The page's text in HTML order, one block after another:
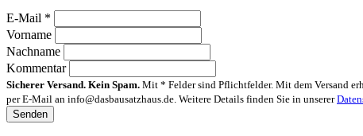
E-Mail *
Vorname
Nachname
Kommentar
Sicherer Versand. Kein Spam. Mit * Felder sind Pflichtfelder. Mit dem Versand
per E-Mail an info@dasbausatzhaus.de. Weitere Details finden Sie in unserer